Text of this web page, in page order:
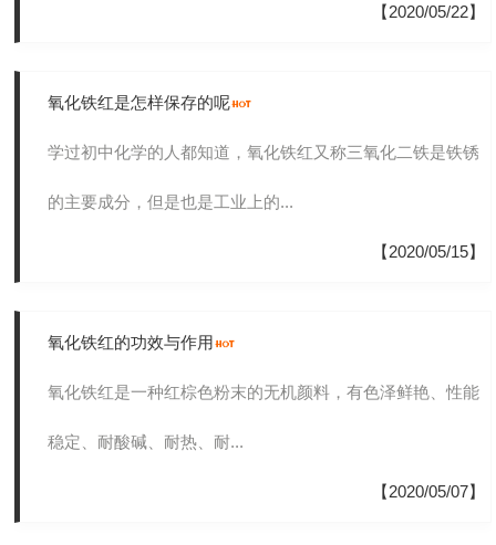
【2020/05/22】
氧化铁红是怎样保存的呢
学过初中化学的人都知道，氧化铁红又称三氧化二铁是铁锈
的主要成分，但是也是工业上的...
【2020/05/15】
氧化铁红的功效与作用
氧化铁红是一种红棕色粉末的无机颜料，有色泽鲜艳、性能
稳定、耐酸碱、耐热、耐...
【2020/05/07】